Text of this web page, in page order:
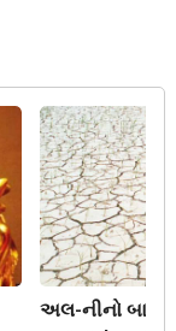
અલ-નીનો બાદ